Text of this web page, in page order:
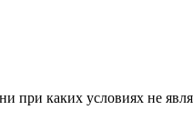
при каких условиях не